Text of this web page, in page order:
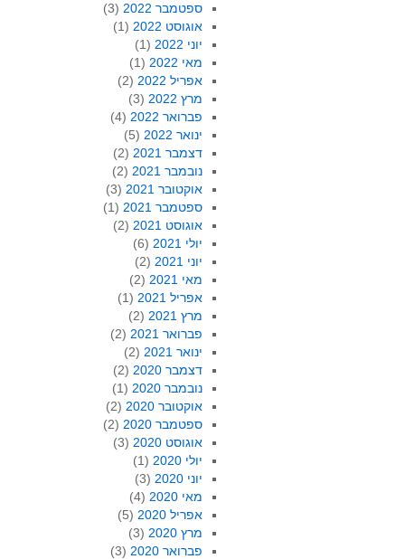
ספטמבר 2022
(3)
אוגוסט 2022
(1)
יוני 2022
(1)
מאי 2022
(1)
אפריל 2022
(2)
מרץ 2022
(3)
פברואר 2022
(4)
ינואר 2022
(5)
דצמבר 2021
(2)
נובמבר 2021
(2)
אוקטובר 2021
(3)
ספטמבר 2021
(1)
אוגוסט 2021
(2)
יולי 2021
(6)
יוני 2021
(2)
מאי 2021
(2)
אפריל 2021
(1)
מרץ 2021
(2)
פברואר 2021
(2)
ינואר 2021
(2)
דצמבר 2020
(2)
נובמבר 2020
(1)
אוקטובר 2020
(2)
ספטמבר 2020
(2)
אוגוסט 2020
(3)
יולי 2020
(1)
יוני 2020
(3)
מאי 2020
(4)
אפריל 2020
(5)
מרץ 2020
(3)
פברואר 2020
(3)